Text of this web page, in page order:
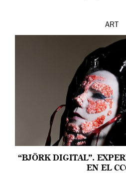
ART
“BJÖRK DIGITAL”.
EN EL